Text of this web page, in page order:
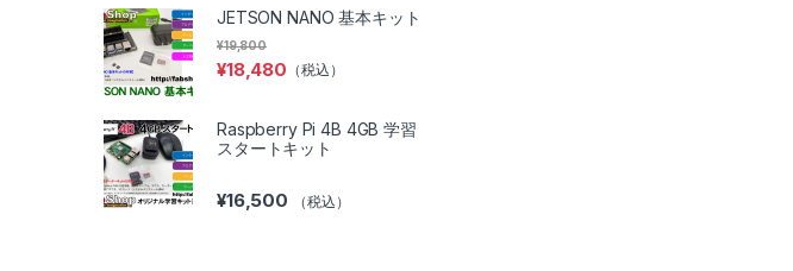
JETSON NANO 基本キット
¥18,480
¥19,800
（税込）
Raspberry Pi 4B 4GB 学習
スタートキット
¥16,500 （税込）